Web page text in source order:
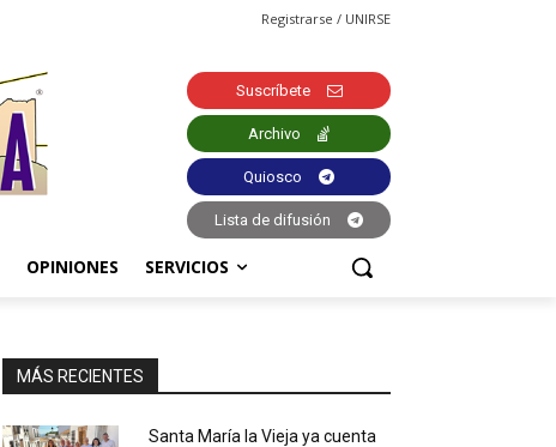
Registrarse / UNIRSE
Suscríbete
Archivo
Quiosco
Lista de difusión
OPINIONES SERVICIOS
MÁS RECIENTES
Santa María la Vieja ya cuenta